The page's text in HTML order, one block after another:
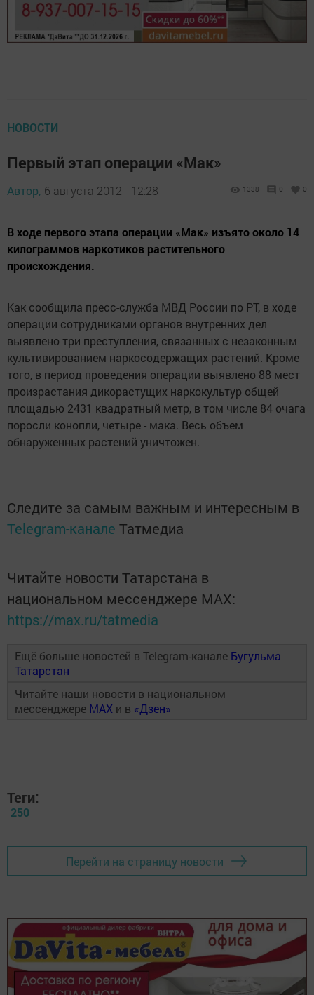
НОВОСТИ
Первый этап операции «Мак»
Автор, 6 августа 2012 - 12:28 1338 0 0
В ходе первого этапа операции «Мак» изъято около 14
килограммов наркотиков растительного
происхождения.
Как сообщила пресс-служба МВД России по РТ, в ходе
операции сотрудниками органов внутренних дел
выявлено три преступления, связанных с незаконным
культивированием наркосодержащих растений. Кроме
того, в период проведения операции выявлено 88 мест
произрастания дикорастущих наркокультур общей
площадью 2431 квадратный метр, в том числе 84 очага
поросли конопли, четыре - мака. Весь объем
обнаруженных растений уничтожен.
Следите за самым важным и интересным в
Telegram-канале Татмедиа
Читайте новости Татарстана в
национальном мессенджере MАХ:
https://max.ru/tatmedia
Ещё больше новостей в Telegram-канале Бугульма
Татарстан
Читайте наши новости в национальном
мессенджере MAX и в «Дзен»
Теги:
250
Перейти на страницу новости